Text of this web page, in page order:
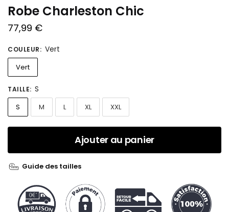
Robe Charleston Chic
77,99 €
COULEUR: Vert
Vert
TAILLE: S
S M L XL XXL
Ajouter au panier
Guide des tailles